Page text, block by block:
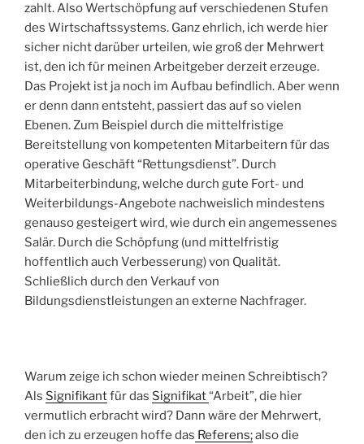
zahlt. Also Wertschöpfung auf verschiedenen Stufen
des Wirtschaftssystems. Ganz ehrlich, ich werde hier
sicher nicht darüber urteilen, wie groß der Mehrwert
ist, den ich für meinen Arbeitgeber derzeit erzeuge.
Das Projekt ist ja noch im Aufbau befindlich. Aber wenn
er denn dann entsteht, passiert das auf so vielen
Ebenen. Zum Beispiel durch die mittelfristige
Bereitstellung von kompetenten Mitarbeitern für das
operative Geschäft “Rettungsdienst”. Durch
Mitarbeiterbindung, welche durch gute Fort- und
Weiterbildungs-Angebote nachweislich mindestens
genauso gesteigert wird, wie durch ein angemessenes
Salär. Durch die Schöpfung (und mittelfristig
hoffentlich auch Verbesserung) von Qualität.
Schließlich durch den Verkauf von
Bildungsdienstleistungen an externe Nachfrager.
Warum zeige ich schon wieder meinen Schreibtisch?
Als Signifikantfür das Signifikat“Arbeit”, die hier
vermutlich erbracht wird? Dann wäre der Mehrwert,
den ich zu erzeugen hoffe das Referens;also die